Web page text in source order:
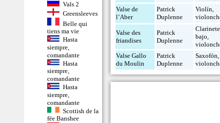
Vals 2
Greensleeves
Belle qui
tiens ma vie
Hasta
siempre,
comandante
Hasta
siempre,
comandante
Hasta
siempre,
comandante
Scottish de la
fée Banshee
Valse de
l’Aber
Patrick
Duplenne
Violín,
Valse des
friandises
Patrick
Duplenne
Clarinete
bajo,
Valse Gallo
du Moulin
Patrick
Duplenne
Saxofón,